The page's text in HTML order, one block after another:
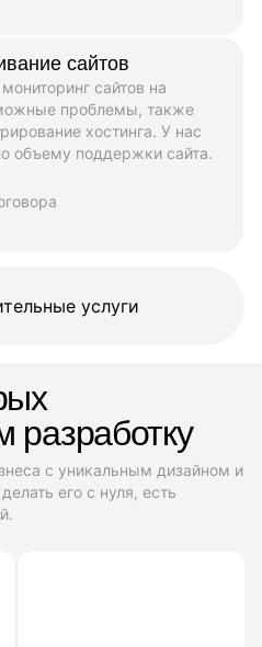
сайтов
сайтов на
проблемы, также
хостинга. У нас
объему поддержки сайта.
услуги
разработку
с уникальным дизайном и
его с нуля, есть